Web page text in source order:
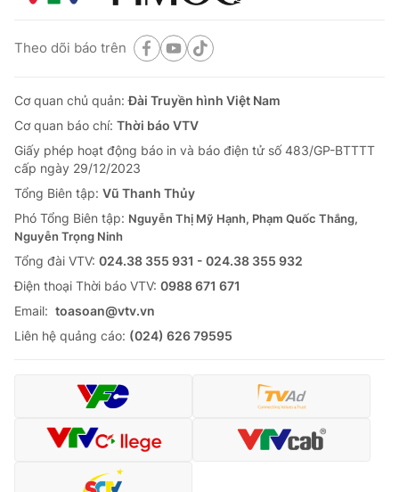
Theo dõi báo trên
Cơ quan chủ quản:Đài Truyền hình Việt Nam
Cơ quan báo chí: Thời báo VTV
Giấy phép hoạt động báo in và báo điện tử số 483/GP-BTTTT
cấp ngày 29/12/2023
Tổng Biên tập: Vũ Thanh Thủy
Phó Tổng Biên tập: Nguyễn Thị Mỹ Hạnh, Phạm Quốc Thắng,
Nguyễn Trọng Ninh
Tổng đài VTV: 024.38 355 931 - 024.38 355 932
Ðiện thoại Thời báo VTV: 0988 671 671
Email: toasoan@vtv.vn
Liên hệ quảng cáo: (024) 626 79595